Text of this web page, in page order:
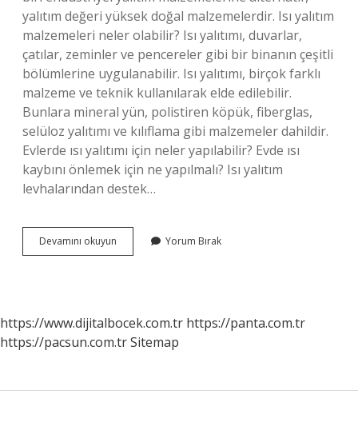
yalıtım değeri yüksek doğal malzemelerdir. Isı yalıtım
malzemeleri neler olabilir? Isı yalıtımı, duvarlar,
çatılar, zeminler ve pencereler gibi bir binanın çeşitli
bölümlerine uygulanabilir. Isı yalıtımı, birçok farklı
malzeme ve teknik kullanılarak elde edilebilir.
Bunlara mineral yün, polistiren köpük, fiberglas,
selüloz yalıtımı ve kılıflama gibi malzemeler dahildir.
Evlerde ısı yalıtımı için neler yapılabilir? Evde ısı
kaybını önlemek için ne yapılmalı? Isı yalıtım
levhalarından destek…
Devamını okuyun Alternatif
Isı
Yorum Bırak
https://www.dijitalbocek.com.tr https://panta.com.tr
https://pacsun.com.trSitemap